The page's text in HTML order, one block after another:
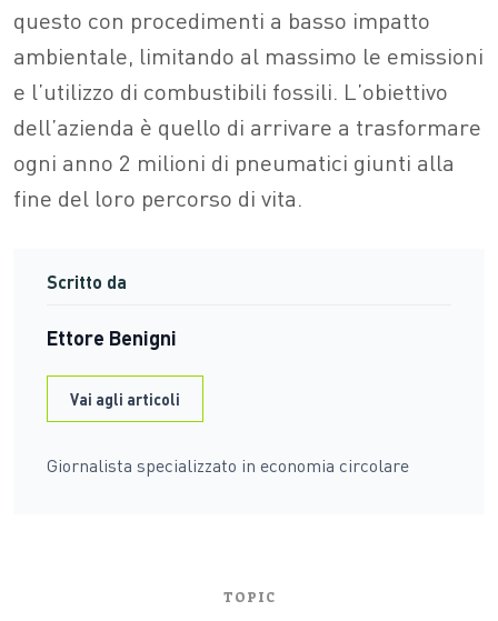
questo con procedimenti a basso impatto
ambientale, limitando al massimo le emissioni
e l’utilizzo di combustibili fossili. L’obiettivo
dell’azienda è quello di arrivare a trasformare
ogni anno 2 milioni di pneumatici giunti alla
fine del loro percorso di vita.
Scritto da
Ettore Benigni
Vai agli articoli
Giornalista specializzato in economia circolare
TOPIC